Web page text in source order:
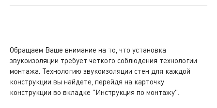
Обращаем Ваше внимание на то, что установка
звукоизоляции требует четкого соблюдения технологии
монтажа. Технологию звукоизоляции стен для каждой
конструкции вы найдете, перейдя на карточку
конструкции во вкладке "Инструкция по монтажу".